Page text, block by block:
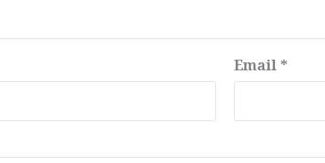
Email *